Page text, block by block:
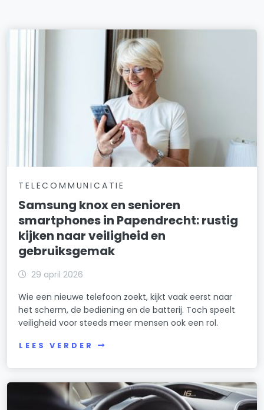
TELECOMMUNICATIE
Samsung knox en senioren
smartphones in Papendrecht: rustig
kijken naar veiligheid en
gebruiksgemak
29 april 2026
Wie een nieuwe telefoon zoekt, kijkt vaak eerst naar
het scherm, de bediening en de batterij. Toch speelt
veiligheid voor steeds meer mensen ook een rol.
LEES VERDER